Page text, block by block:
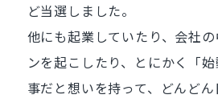
ど当選しました。
他にも起業していたり、会社
ンを起こしたり、とにかく「
事だと想いを持って、どんど